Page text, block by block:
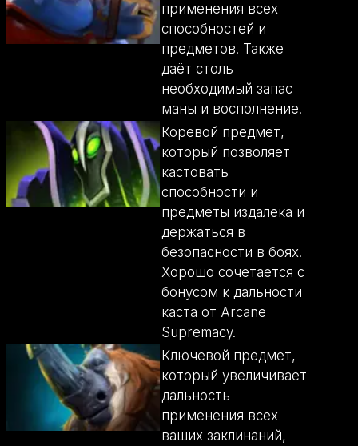
применения всех
способностей и
предметов. Также
даёт столь
необходимый запас
маны и восполнение.
Коревой предмет,
который позволяет
кастовать
способности и
предметы издалека и
держаться в
безопасности в боях.
Хорошо сочетается с
бонусом к дальности
каста от Arcane
Supremacy.
Ключевой предмет,
который увеличивает
дальность
применения всех
ваших заклинаний,